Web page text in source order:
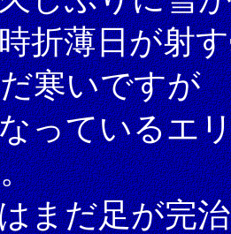
折薄日が射
寒いですが
っているエ
まだ足が完